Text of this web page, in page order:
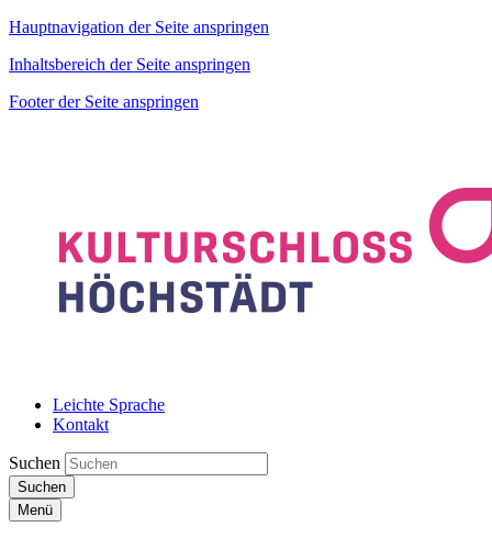
Hauptnavigation der Seite anspringen
Inhaltsbereich der Seite anspringen
Footer der Seite anspringen
Leichte Sprache
Kontakt
Suchen
Suchen
Menü